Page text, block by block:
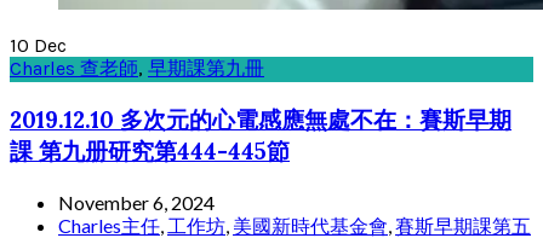
10 Dec
Charles 查老師, 早期課第九冊
2019.12.10 多次元的心電感應無處不在：賽斯早期
課 第九册研究第444-445節
November 6, 2024
Charles主任 工作坊 美國新時代基金會 賽斯早期課第五